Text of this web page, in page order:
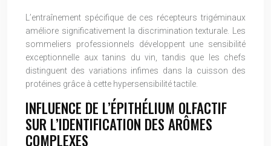
L’entraînement spécifique de ces récepteurs trigéminaux
améliore significativement la discrimination texturale. Les
sommeliers professionnels développent une sensibilité
exceptionnelle aux tanins du vin, tandis que les chefs
distinguent des variations infimes dans la cuisson des
protéines grâce à cette hypersensibilité tactile.
INFLUENCE DE L’ÉPITHÉLIUM OLFACTIF
SUR L’IDENTIFICATION DES ARÔMES
COMPLEXES